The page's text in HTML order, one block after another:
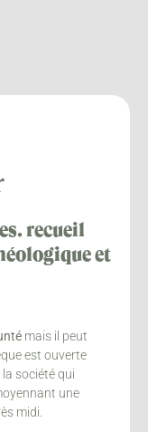
recueil
et
mais il peut
est ouverte
société qui
une
midi.